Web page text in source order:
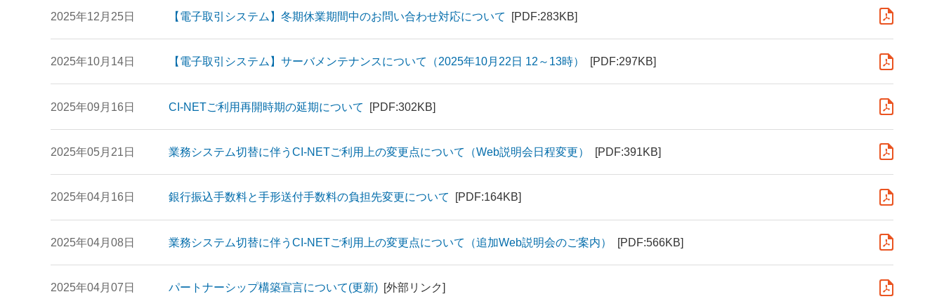
2025年12月25日 【電子取引システム】冬期休業期間中のお問い合わせ対応について [PDF:283KB]
2025年10月14日 【電子取引システム】サーバメンテナンスについて（2025年10月22日 12～13時） [PDF:297KB]
2025年09月16日 CI-NETご利用再開時期の延期について [PDF:302KB]
2025年05月21日 業務システム切替に伴うCI-NETご利用上の変更点について（Web説明会日程変更） [PDF:391KB]
2025年04月16日 銀行振込手数料と手形送付手数料の負担先変更について [PDF:164KB]
2025年04月08日 業務システム切替に伴うCI-NETご利用上の変更点について（追加Web説明会のご案内） [PDF:566KB]
2025年04月07日 パートナーシップ構築宣言について(更新) [外部リンク]